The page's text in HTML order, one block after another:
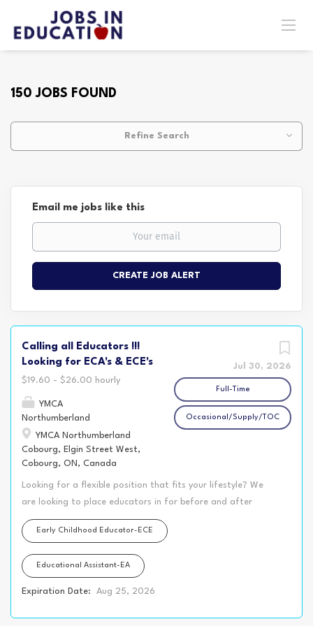
150 JOBS FOUND
Refine Search
Email me jobs like this
Jul 30, 2026
Full-Time
Occasional/Supply/TOC
Calling all Educators !!!
Looking for ECA's & ECE's
$19.60 - $26.00 hourly
YMCA
Northumberland
YMCA Northumberland
Cobourg, Elgin Street West,
Cobourg, ON, Canada
Looking for a flexible position that fits your lifestyle? We
are looking to place educators in for before and after
positions for September 2026 ! Whether you’re attending
school, balancing a second job, raising a family, or simply
looking for a schedule that gives you more freedom during
the day, the YMCA Northumberland may have the perfect
opportunity for you! Our Before and After School
positions working with kindergarten and school-age children
Early Childhood Educator-ECE
Educational Assistant-EA
Expiration Date: Aug 25, 2026